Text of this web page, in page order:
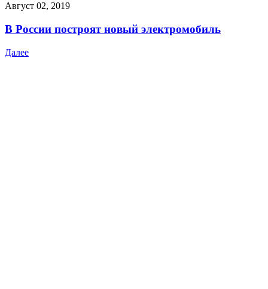
Август 02, 2019
В России построят новый электромобиль
Далее